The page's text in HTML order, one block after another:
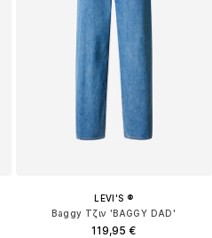
LEVI'S ®
Baggy Τζιν 'BAGGY DAD'
119,95 €